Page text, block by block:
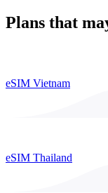
Plans that
eSIM Vietnam
eSIM Thailand